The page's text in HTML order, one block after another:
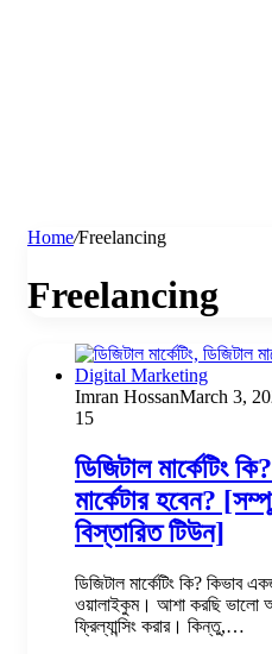
Home/Freelancing
Freelancing
Imran HossanMarch 3,
15
ডিজিটাল মার্কেটিং
মার্কেটার হবেন?
বিস্তারিত টিউন]
ডিজিটাল মার্কেটিং কি? কিভাব
ওয়ালাইকুম। আশা করছি
ফ্রিল্যান্সিং করার। কিন্তু,…